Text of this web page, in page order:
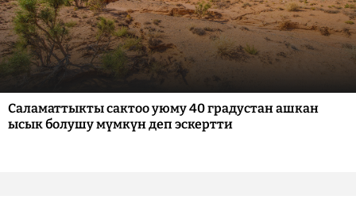
Саламаттыкты сактоо уюму 40 градустан ашкан
ысык болушу мүмкүн деп эскертти